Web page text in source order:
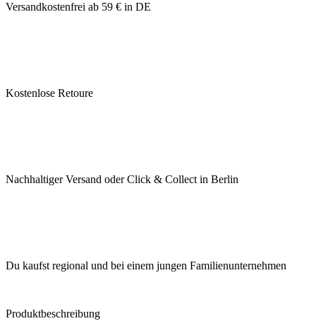
Versandkostenfrei ab 59 € in DE
Kostenlose Retoure
Nachhaltiger Versand oder Click & Collect in Berlin
Du kaufst regional und bei einem jungen Familienunternehmen
Produktbeschreibung